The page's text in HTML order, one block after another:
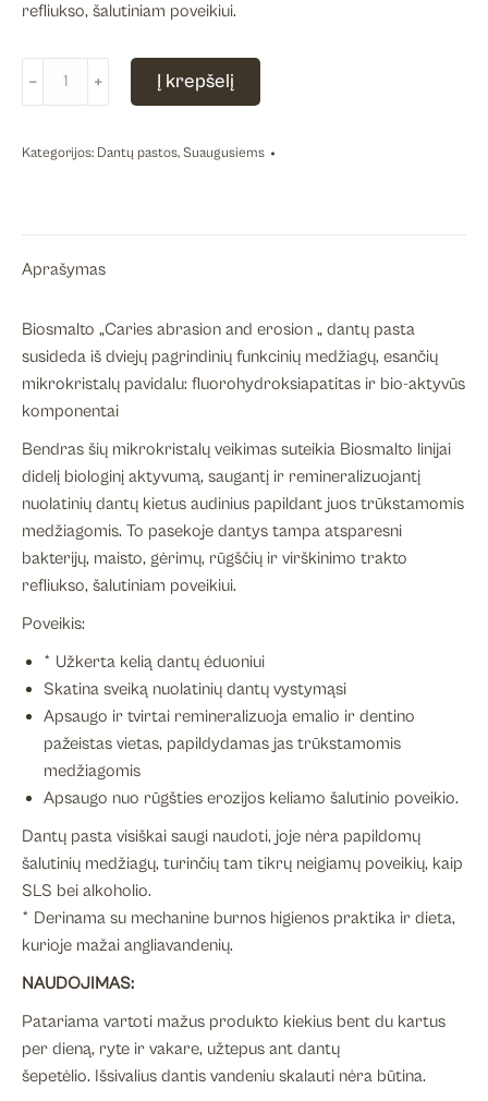
refliukso, šalutiniam poveikiui.
dantų
Caries
ml
﹣ ﹢ Į krepšelį
Kategorijos: Dantų pastos, Suaugusiems
Aprašymas
Biosmalto „Caries abrasion and erosion „ dantų pasta
susideda iš dviejų pagrindinių funkcinių medžiagų, esančių
mikrokristalų pavidalu: fluorohydroksiapatitas ir bio-aktyvūs
komponentai
Bendras šių mikrokristalų veikimas suteikia Biosmalto linijai
didelį biologinį aktyvumą, saugantį ir remineralizuojantį
nuolatinių dantų kietus audinius papildant juos trūkstamomis
medžiagomis. To pasekoje dantys tampa atsparesni
bakterijų, maisto, gėrimų, rūgščių ir virškinimo trakto
refliukso, šalutiniam poveikiui.
Poveikis:
* Užkerta kelią dantų ėduoniui
Skatina sveiką nuolatinių dantų vystymąsi
Apsaugo ir tvirtai remineralizuoja emalio ir dentino
pažeistas vietas, papildydamas jas trūkstamomis
medžiagomis
Apsaugo nuo rūgšties erozijos keliamo šalutinio poveikio.
Dantų pasta visiškai saugi naudoti, joje nėra papildomų
šalutinių medžiagų, turinčių tam tikrų neigiamų poveikių, kaip
SLS bei alkoholio.
* Derinama su mechanine burnos higienos praktika ir dieta,
kurioje mažai angliavandenių.
NAUDOJIMAS:
Patariama vartoti mažus produkto kiekius bent du kartus
per dieną, ryte ir vakare, užtepus ant dantų
šepetėlio. Išsivalius dantis vandeniu skalauti nėra būtina.